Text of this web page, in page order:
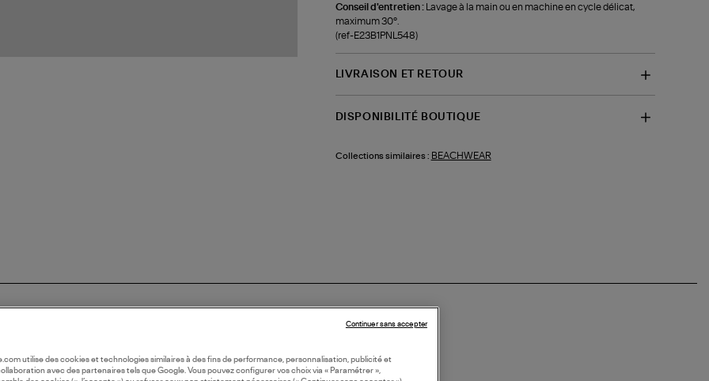
Conseil d'entretien :
Lavage à la main ou en machine en cycle délicat,
maximum 30°.
(ref-E23B1PNL548)
LIVRAISON ET RETOUR
DISPONIBILITÉ BOUTIQUE
Collections similaires : BEACHWEAR
utilise des cookies et technologies similaires à des fins de performance, personnalisation, publicité et
avec des partenaires tels que Google. Vous pouvez configurer vos choix via « Paramétrer »,
Continuer sans accepter